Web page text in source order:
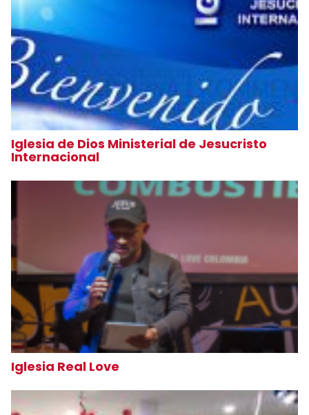
Iglesia de Dios Ministerial de Jesucristo
Internacional
Iglesia Real Love